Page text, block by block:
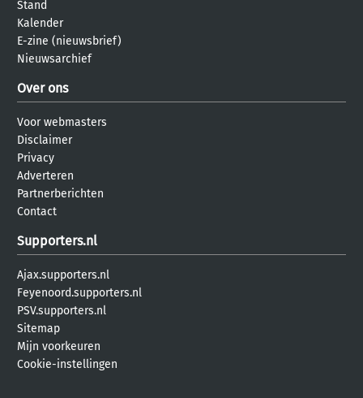
Stand
Kalender
E-zine (nieuwsbrief)
Nieuwsarchief
Over ons
Voor webmasters
Disclaimer
Privacy
Adverteren
Partnerberichten
Contact
Supporters.nl
Ajax.supporters.nl
Feyenoord.supporters.nl
PSV.supporters.nl
Sitemap
Mijn voorkeuren
Cookie-instellingen